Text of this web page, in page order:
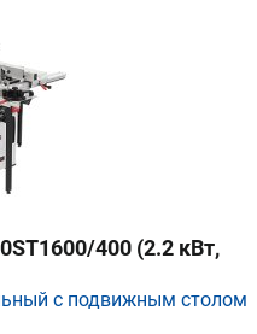
400 (2.2 кВт,
с подвижным столом